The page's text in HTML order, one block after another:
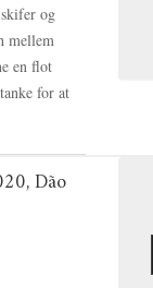
og
mellem
en flot
for at
Dão